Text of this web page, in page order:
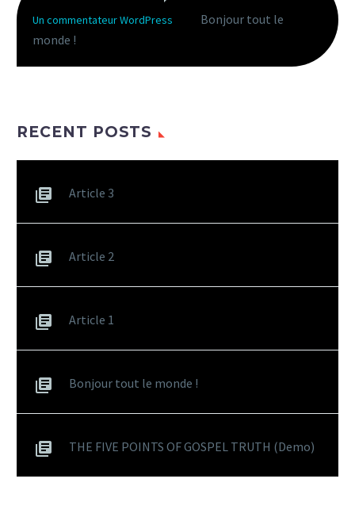
Un commentateur WordPress
Bonjour tout le
monde !
RECENT POSTS
Article 3
Article 2
Article 1
Bonjour tout le monde !
THE FIVE POINTS OF GOSPEL TRUTH (Demo)